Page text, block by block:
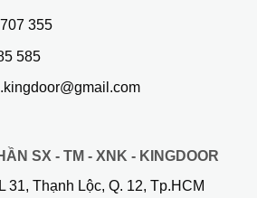
355
585
SX - TM - XNK - KINGDOOR
31, Thạnh Lộc, Q. 12, Tp.HCM